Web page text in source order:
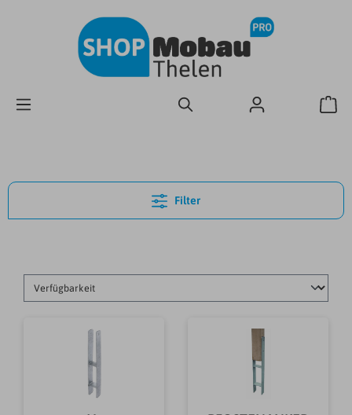
Filter